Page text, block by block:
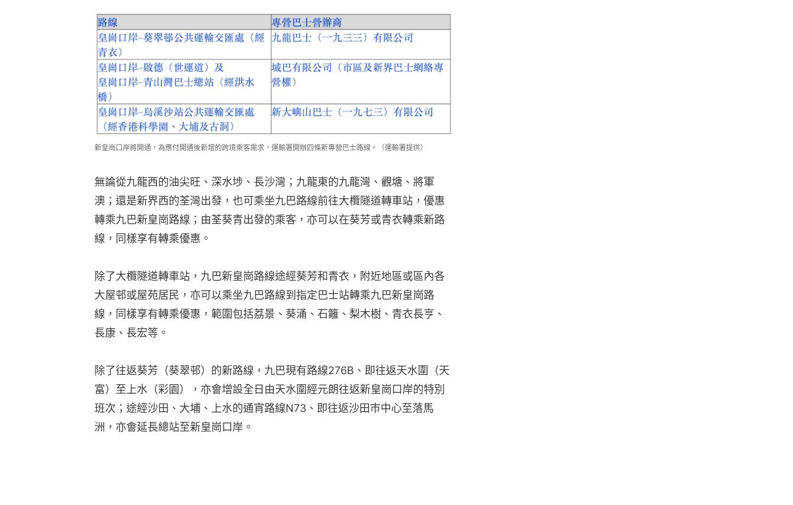
新皇崗口岸將開通，為應付開通後新增的跨境乘客需求，運輸署開辦四條新專營巴士路線。（運輸署提供）
無論從九龍西的油尖旺、深水埗、長沙灣；九龍東的九龍灣、觀塘、將軍
澳；還是新界西的荃灣出發，也可乘坐九巴路線前往大欖隧道轉車站，優惠
轉乘九巴新皇崗路線；由荃葵青出發的乘客，亦可以在葵芳或青衣轉乘新路
線，同樣享有轉乘優惠。
除了大欖隧道轉車站，九巴新皇崗路線途經葵芳和青衣，附近地區或區內各
大屋邨或屋苑居民，亦可以乘坐九巴路線到指定巴士站轉乘九巴新皇崗路
線，同樣享有轉乘優惠，範圍包括荔景、葵涌、石籬、梨木樹、青衣長亨、
長康、長宏等。
除了往返葵芳（葵翠邨）的新路線，九巴現有路線276B、即往返天水圍（天
富）至上水（彩園），亦會增設全日由天水圍經元朗往返新皇崗口岸的特別
班次；途經沙田、大埔、上水的通宵路線N73、即往返沙田巿中心至落馬
洲，亦會延長總站至新皇崗口岸。